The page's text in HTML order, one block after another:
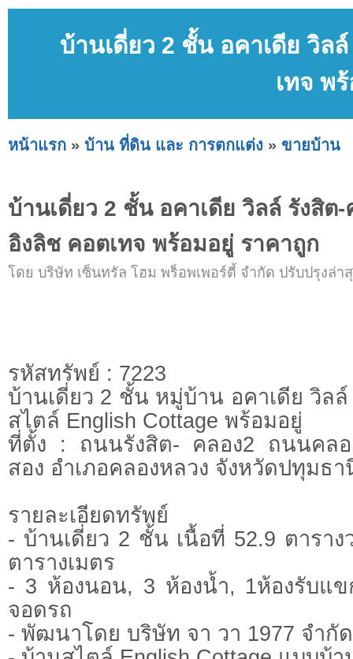
บ้านเดี่ยว 2 ชั้น อคาเดีย วิล
เทจ พ
หน้าแรก » บ้าน ที่ดิน และ การตกแต่ง » ขายบ้าน
บ้านเดี่ยว 2 ชั้น อคาเดีย วิลล์ รังสิต
อิงลิช คอตเทจ พร้อมอยู่ ราคาถูก
โดย บริษัท เซ็นทรัล โฮม พร็อพเพอร์ตี้ จำกัด ปรับปรุงล่า
รหัสทรัพย์ : 7223
บ้านเดี่ยว 2 ชั้น หมู่บ้าน อคาเดีย วิล
สไตล์ English Cottage พร้อมอยู่
ที่ตั้ง : ถนนรังสิต- คลอง2 ถนนคลอ
สอง อำเภอคลองหลวง จังหวัดปทุมธา
รายละเอียดทรัพย์
- บ้านเดี่ยว 2 ชั้น เนื้อที่ 52.9 ตารา
ตารางเมตร
- 3 ห้องนอน, 3 ห้องน้ำ, 1ห้องรับแ
จอดรถ
- พัฒนาโดย บริษัท จา วา 1977 จำกัด